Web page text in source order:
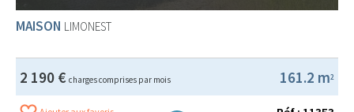
MAISON LIMONEST
161.2 m2
2 190 € charges comprises par mois